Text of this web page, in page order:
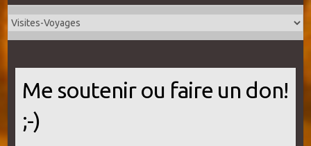
Me soutenir ou faire un don!
;-)